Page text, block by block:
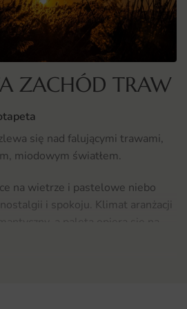
ZACHÓD TRAW
się nad falującymi trawami,
miodowym światłem.
na wietrze i pastelowe niebo
i spokoju. Klimat aranżacji
miód i delikatny róż.